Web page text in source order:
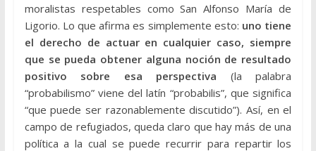
moralistas respetables como San Alfonso María de
Ligorio. Lo que afirma es simplemente esto: uno tiene
el derecho de actuar en cualquier caso, siempre
que se pueda obtener alguna noción de resultado
positivo sobre esa perspectiva (la palabra
“probabilismo” viene del latín “probabilis”, que significa
“que puede ser razonablemente discutido”). Así, en el
campo de refugiados, queda claro que hay más de una
política a la cual se puede recurrir para repartir los